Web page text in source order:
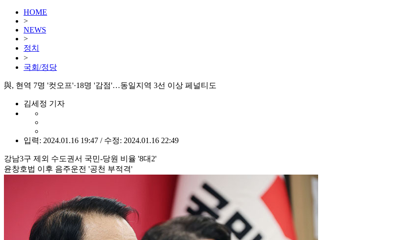
HOME
>
NEWS
>
정치
>
국회/정당
與, 현역 7명 '컷오프'·18명 '감점'…동일지역 3선 이상 페널티도
김세정 기자
입력: 2024.01.16 19:47 / 수정: 2024.01.16 22:49
강남3구 제외 수도권서 국민-당원 비율 '8대2'
윤창호법 이후 음주운전 '공천 부적격'